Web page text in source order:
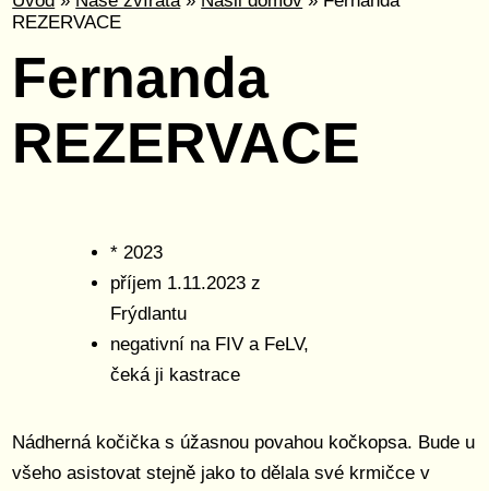
REZERVACE
Fernanda
REZERVACE
Nádherná kočička s úžasnou povahou kočkopsa. Bude u
všeho asistovat stejně jako to dělala své krmičce v
* 2023
příjem 1.11.2023 z
Frýdlantu
negativní na FIV a FeLV,
čeká ji kastrace